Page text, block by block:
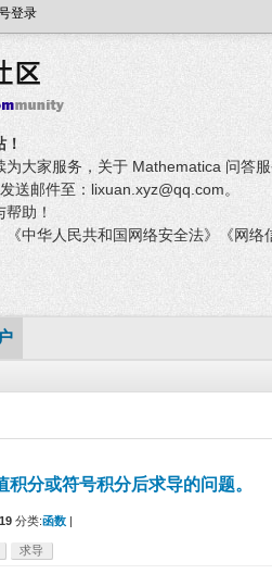
登录
为大家服务，关于 Mathematica 问答
送邮件至：lixuan.xyz@qq.com。
助！
《中华人民共和国网络安全法》《网
积分或符号积分后求导的问题。
分类:函数
求导